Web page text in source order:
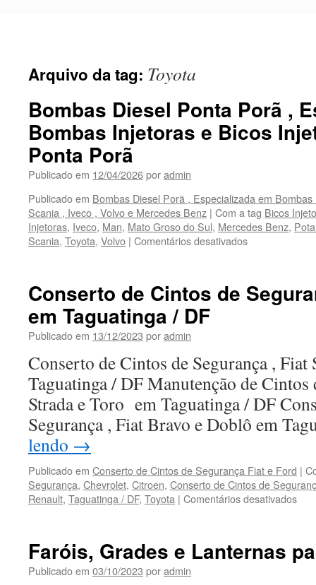
Arquivo da tag: Toyota
Bombas Diesel Ponta Porã ,
Bombas Injetoras e Bicos
Ponta Porã
Publicado em 12/04/2026poradmin
Publicado em Bombas Diesel Porã , Especializada em
Scania , Iveco , Volvo e Mercedes Benz | Com a tag Bicos
Injetoras, Iveco, Man, Mato Groso do Sul, Mercedes Benz,
Scania, Toyota, Volvo | Comentários desativados
Ponta
Porã
Injetoras
e
Bicos
Injetores
a
Ponta
Porã
Conserto de Cintos de
em Taguatinga / DF
Publicado em 13/12/2023 poradmin
Conserto de Cintos de Segurança , Fiat
Taguatinga / DF Manutenção de Cintos
Strada e Toro em Taguatinga / DF
Segurança , Fiat Bravo e Doblô em
lendo →
Publicado em Conserto de Cintos de Segurança Fiat e Ford |
Segurança, Chevrolet, Citroen, Conserto de Cintos de
Renault, Taguatinga / DF, Toyota | Comentários desativados
de
Faróis, Grades e Lanternas
Publicado em 03/10/2023 poradmin